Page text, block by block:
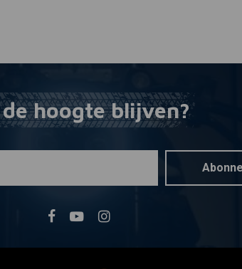
20 Touring
€1.009,45
hoogte blijven?